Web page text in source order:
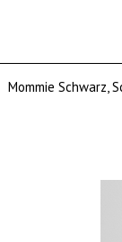
Mommie Schwarz,